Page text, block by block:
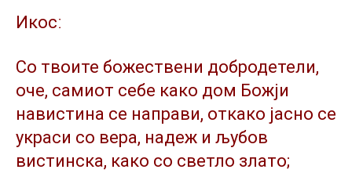
Икосː
Со твоите божествени добродетели,
оче, самиот себе како дом Божји
навистина се направи, откако јасно се
украси со вера, надеж и љубов
вистинска, како со светло злато;